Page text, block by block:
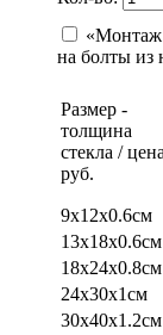
«Монтаж
на болты из
Размер -
толщина
стекла / цена
руб.
9х12х0.6см
13х18х0.6см
18х24х0.8см
24х30х1см
30х40х1.2см